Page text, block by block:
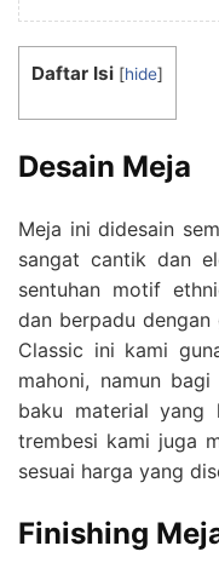
Daftar Isi [hide]
Desain Meja
Meja ini didesain
sangat cantik dan
sentuhan motif
dan berpadu
Classic ini kami
mahoni, namun
baku material
trembesi kami juga
sesuai harga yang
Finishing